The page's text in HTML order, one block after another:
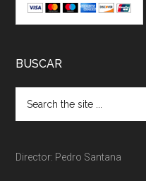
BUSCAR
Director: Pedro Santana